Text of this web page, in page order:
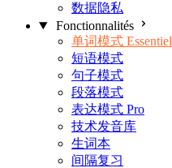
数据隐私
Fonctionnalités
单词模式 Essentiel
短语模式
句子模式
段落模式
表达模式 Pro
技术发音库
生词本
间隔复习